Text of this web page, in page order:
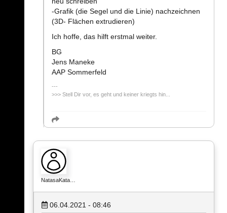
-Grafik (die Segel und die Linie) nachzeichnen
(3D- Flächen extrudieren)
Ich hoffe, das hilft erstmal weiter.
BG
Jens Maneke
AAP Sommerfeld
>>> Stell Dir vor, es geht und keiner kriegts hin...
NatasaKata…
06.04.2021 - 08:46